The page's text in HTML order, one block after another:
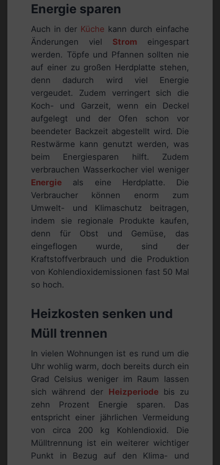
Energie sparen
Auch in der Küche kann durch einfache
Änderungen viel Strom eingespart
werden. Töpfe und Pfannen sollten nie
auf einer zu großen Herdplatte stehen,
denn dadurch wird viel Energie
vergeudet. Zudem verringert sich die
Koch- und Garzeit, wenn ein Deckel
aufgelegt und der Ofen schon vor
beendeter Backzeit abgestellt wird. Die
Restwärme kann genutzt werden, was
beim Energiesparen hilft. Zudem
verbrauchen Wasserkocher viel weniger
Energie als eine Herdplatte. Die
Verbraucher können enorm zum
Umwelt- und Klimaschutz beitragen,
indem sie regionale Produkte kaufen,
denn für Obst und Gemüse, das
eingeflogen wurde, sind der
Kraftstoffverbrauch und die Produktion
von Kohlendioxidemissionen fast 50 Mal
so hoch.
Heizkosten senken und
Müll trennen
In vielen Wohnungen ist es rund um die
Uhr wohlig warm, doch bereits durch ein
Grad Celsius weniger im Raum lassen
sich während der Heizperiode bis zu
zehn Prozent Energie sparen. Das
entspricht einer jährlichen Vermeidung
von circa 200 kg Kohlendioxid. Die
Mülltrennung ist ein weiterer wichtiger
Punkt in Bezug auf den Klima- und